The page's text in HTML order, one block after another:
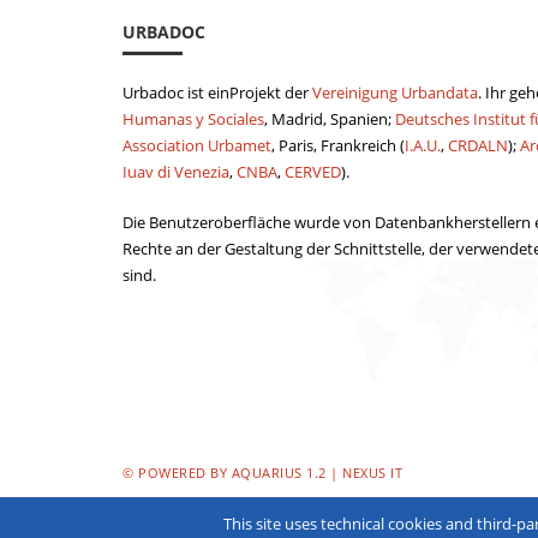
URBADOC
Urbadoc ist einProjekt derVereinigung Urbandata. Ihr
Humanas y Sociales, Madrid, Spanien; Deutsches Institut
Association Urbamet, Paris, Frankreich (I.A.U.,CRDALN);
Iuav di Venezia,CNBA,CERVED).
Die Benutzeroberfläche wurde von Datenbankherstellern
Rechte an der Gestaltung der Schnittstelle, der
sind.
© POWERED BY AQUARIUS 1.2 | NEXUS IT
This site uses technical cookies and third-